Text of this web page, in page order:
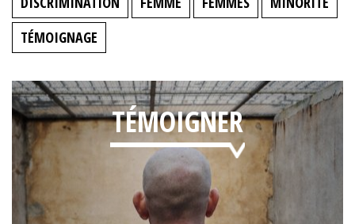
TÉMOIGNAGE
TÉMOIGNER